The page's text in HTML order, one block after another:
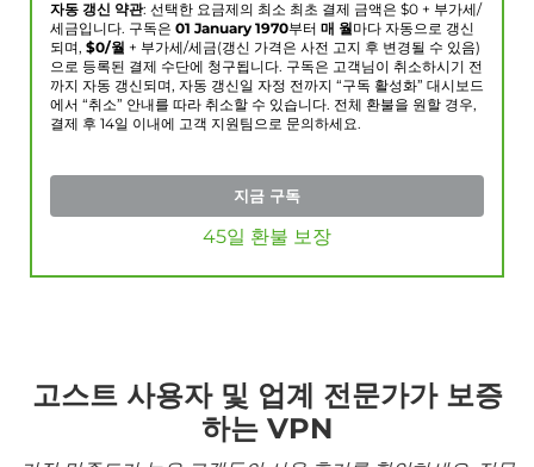
자동 갱신 약관: 선택한 요금제의 최소 최초 결제 금액은 $0 + 부가세/
세금입니다. 구독은 01 January 1970부터 매 월마다 자동으로 갱신
되며, $0/월 + 부가세/세금(갱신 가격은 사전 고지 후 변경될 수 있음)
으로 등록된 결제 수단에 청구됩니다. 구독은 고객님이 취소하시기 전
까지 자동 갱신되며, 자동 갱신일 자정 전까지 “구독 활성화” 대시보드
에서 “취소” 안내를 따라 취소할 수 있습니다. 전체 환불을 원할 경우,
결제 후 14일 이내에 고객 지원팀으로 문의하세요.
지금 구독
45일 환불 보장
고스트 사용자 및 업계 전문가가 보증
하는 VPN